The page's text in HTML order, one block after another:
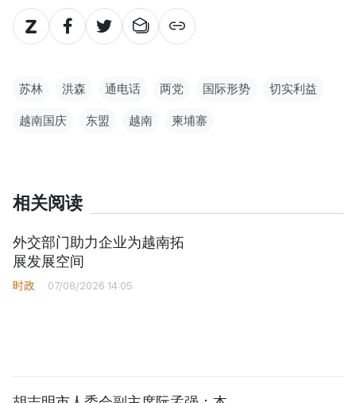
苏林 洪森 通电话 两党 国际形势 切实利益
越南国庆 东盟 越南 柬埔寨
相关阅读
外交部门助力企业为越南拓
展发展空间
时政 07/08/2026 14:05